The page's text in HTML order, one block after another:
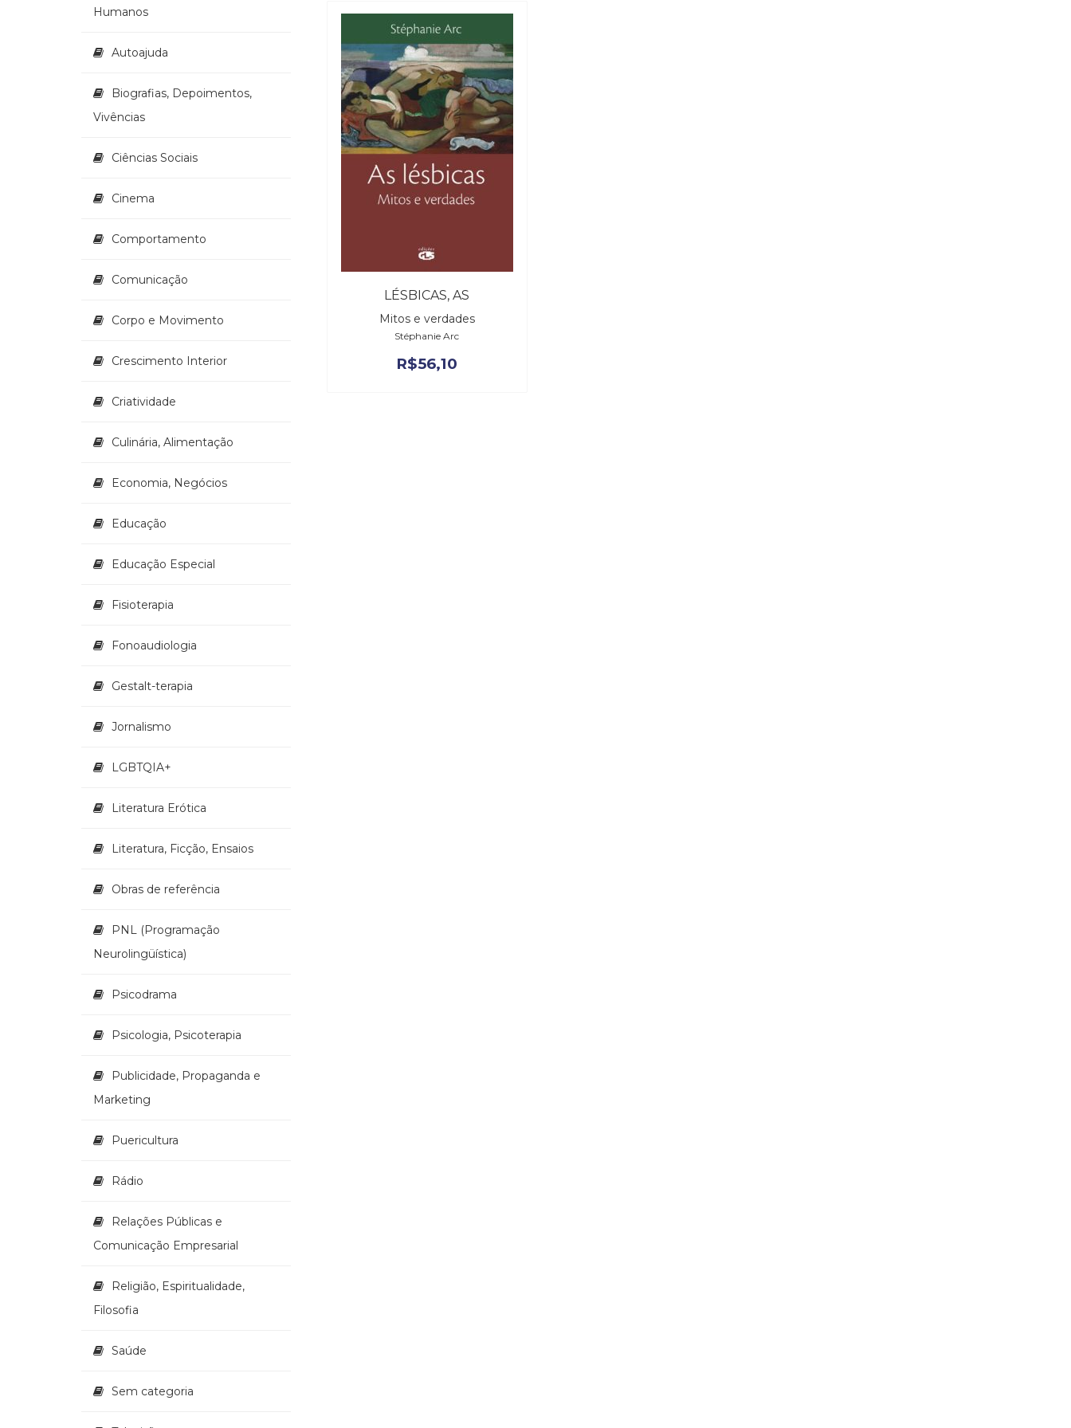
LÉSBICAS, AS
Mitos e verdades
Stéphanie Arc
R$56,10
Humanos
Autoajuda
Biografias, Depoimentos,
Vivências
Ciências Sociais
Cinema
Comportamento
Comunicação
Corpo e Movimento
Crescimento Interior
Criatividade
Culinária, Alimentação
Economia, Negócios
Educação
Educação Especial
Fisioterapia
Fonoaudiologia
Gestalt-terapia
Jornalismo
LGBTQIA+
Literatura Erótica
Literatura, Ficção, Ensaios
Obras de referência
PNL (Programação
Neurolingüística)
Psicodrama
Psicologia, Psicoterapia
Publicidade, Propaganda e
Marketing
Puericultura
Rádio
Relações Públicas e
Comunicação Empresarial
Religião, Espiritualidade,
Filosofia
Saúde
Sem categoria